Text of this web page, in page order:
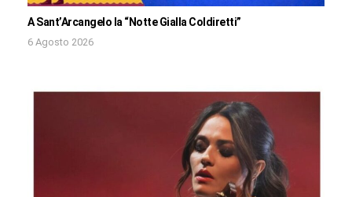
A Sant’Arcangelo la “Notte Gialla Coldiretti”
6 Agosto 2026